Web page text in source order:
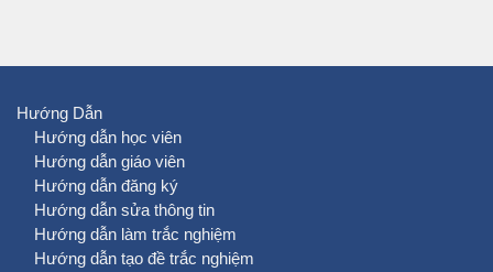
Hướng Dẫn
Hướng dẫn học viên
Hướng dẫn giáo viên
Hướng dẫn đăng ký
Hướng dẫn sửa thông tin
Hướng dẫn làm trắc nghiệm
Hướng dẫn tạo đề trắc nghiệm